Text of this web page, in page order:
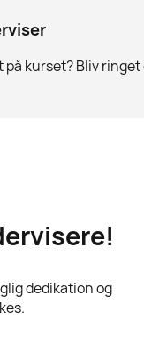
kurset? Bliv
dedikation og